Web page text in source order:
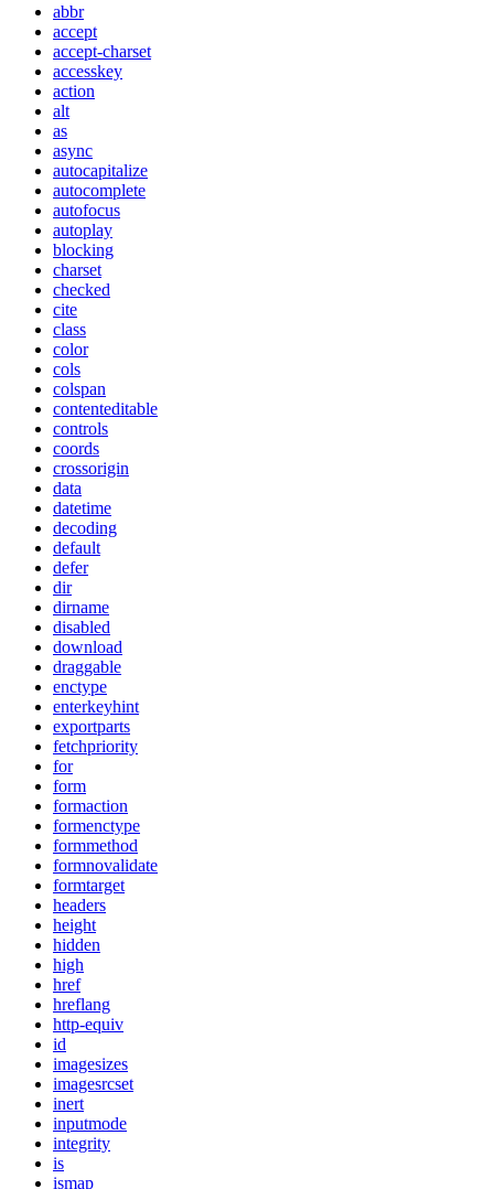
abbr
accept
accept-charset
accesskey
action
alt
as
async
autocapitalize
autocomplete
autofocus
autoplay
blocking
charset
checked
cite
class
color
cols
colspan
contenteditable
controls
coords
crossorigin
data
datetime
decoding
default
defer
dir
dirname
disabled
download
draggable
enctype
enterkeyhint
exportparts
fetchpriority
for
form
formaction
formenctype
formmethod
formnovalidate
formtarget
headers
height
hidden
high
href
hreflang
http-equiv
id
imagesizes
imagesrcset
inert
inputmode
integrity
is
ismap